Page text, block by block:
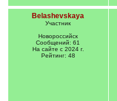
Belashevskaya
Участник
Новороссийск
Сообщений: 61
На сайте с 2024 г.
Рейтинг: 48